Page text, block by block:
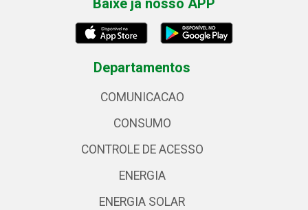
Baixe já nosso APP
Departamentos
COMUNICACAO
CONSUMO
CONTROLE DE ACESSO
ENERGIA
ENERGIA SOLAR